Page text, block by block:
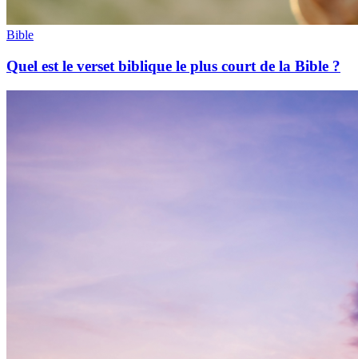
Bible
Quel est le verset biblique le plus court de la Bible ?